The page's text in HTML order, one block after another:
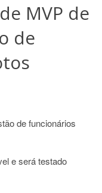
MVP de
de
de funcionários
e será testado